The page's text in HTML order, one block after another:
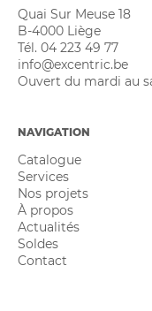
Quai Sur Meuse 18
B-4000 Liège
Tél. 04 223 49 77
info@excentric.be
Ouvert du mardi au
NAVIGATION
Catalogue
Services
Nos projets
À propos
Actualités
Soldes
Contact